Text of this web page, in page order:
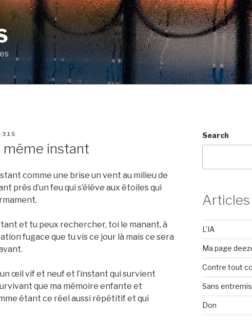
même instant
comme une brise un vent au milieu de
près d’un feu qui s’élève aux étoiles qui
et tu peux rechercher, toi le manant, à
fugace que tu vis ce jour là mais ce sera
œil vif et neuf et l’instant qui survient
que ma mémoire enfante et
étant ce réel aussi répétitif et qui
Search
L’IA
Ma page
Contre tout
Sans
Don